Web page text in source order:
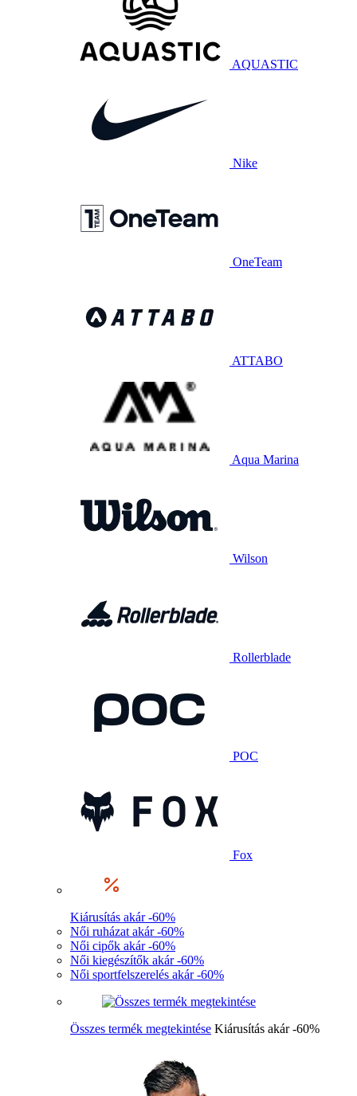
AQUASTIC
Nike
OneTeam
ATTABO
Aqua Marina
Wilson
Rollerblade
POC
Fox
Kiárusítás akár -60%
Női ruházat akár -60%
Női cipők akár -60%
Női kiegészítők akár -60%
Női sportfelszerelés akár -60%
Összes termék megtekintése Kiárusítás akár -60%